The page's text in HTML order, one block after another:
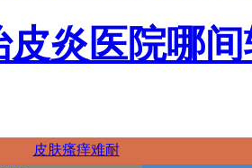
皮炎医院哪
皮肤瘙痒难耐